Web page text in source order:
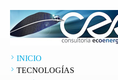
INICIO
TECNOLOGÍAS